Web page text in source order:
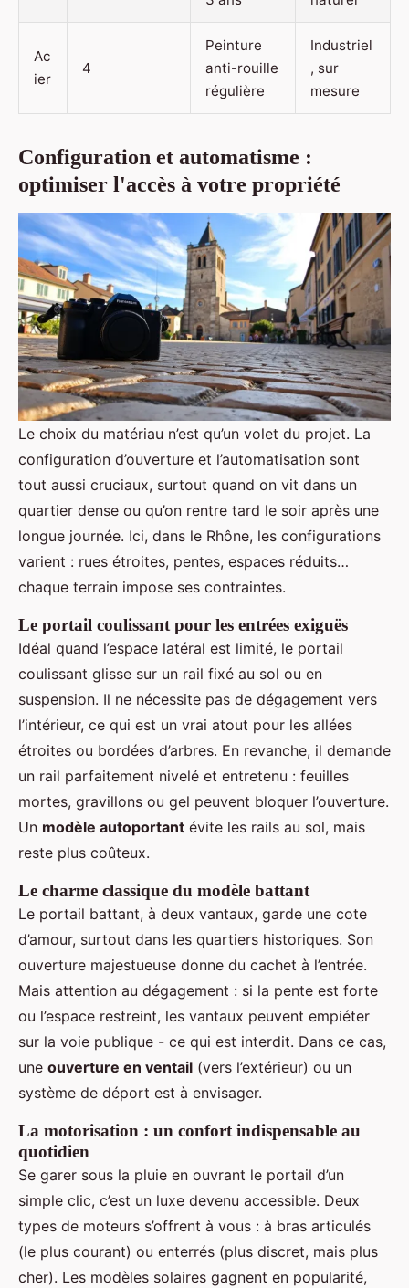
Ac
ier
4
Peinture
anti-rouille
régulière
Industriel
, sur
mesure
Configuration et automatisme :
optimiser l'accès à votre propriété
Le choix du matériau n’est qu’un volet du projet. La
configuration d’ouverture et l’automatisation sont
tout aussi cruciaux, surtout quand on vit dans un
quartier dense ou qu’on rentre tard le soir après une
longue journée. Ici, dans le Rhône, les configurations
varient : rues étroites, pentes, espaces réduits…
chaque terrain impose ses contraintes.
Le portail coulissant pour les entrées exiguës
Idéal quand l’espace latéral est limité, le portail
coulissant glisse sur un rail fixé au sol ou en
suspension. Il ne nécessite pas de dégagement vers
l’intérieur, ce qui est un vrai atout pour les allées
étroites ou bordées d’arbres. En revanche, il demande
un rail parfaitement nivelé et entretenu : feuilles
mortes, gravillons ou gel peuvent bloquer l’ouverture.
Un modèle autoportant évite les rails au sol, mais
reste plus coûteux.
Le charme classique du modèle battant
Le portail battant, à deux vantaux, garde une cote
d’amour, surtout dans les quartiers historiques. Son
ouverture majestueuse donne du cachet à l’entrée.
Mais attention au dégagement : si la pente est forte
ou l’espace restreint, les vantaux peuvent empiéter
sur la voie publique - ce qui est interdit. Dans ce cas,
une ouverture en ventail (vers l’extérieur) ou un
système de déport est à envisager.
La motorisation : un confort indispensable au
quotidien
Se garer sous la pluie en ouvrant le portail d’un
simple clic, c’est un luxe devenu accessible. Deux
types de moteurs s’offrent à vous : à bras articulés
(le plus courant) ou enterrés (plus discret, mais plus
cher). Les modèles solaires gagnent en popularité,